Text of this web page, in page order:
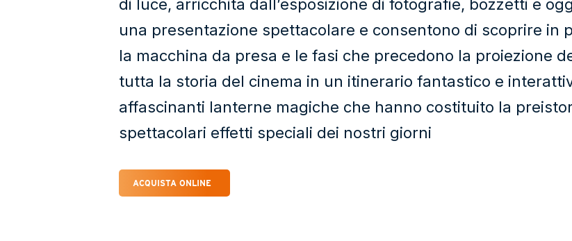
di luce, arricchita dall’esposizione di fotografie, bozzetti e
una presentazione spettacolare e consentono di scoprire in
la macchina da presa e le fasi che precedono la proiezione
tutta la storia del cinema in un itinerario fantastico e
affascinanti lanterne magiche che hanno costituito la
spettacolari effetti speciali dei nostri giorni
ACQUISTA ONLINE